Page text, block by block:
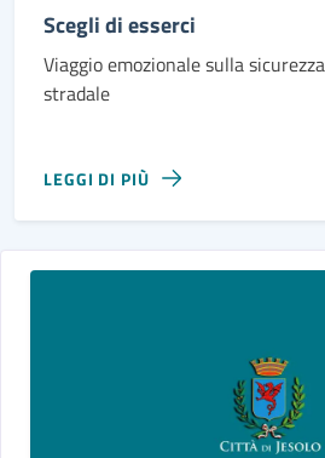
Scegli di esserci
Viaggio emozionale sulla
stradale
LEGGI DI PIÙ